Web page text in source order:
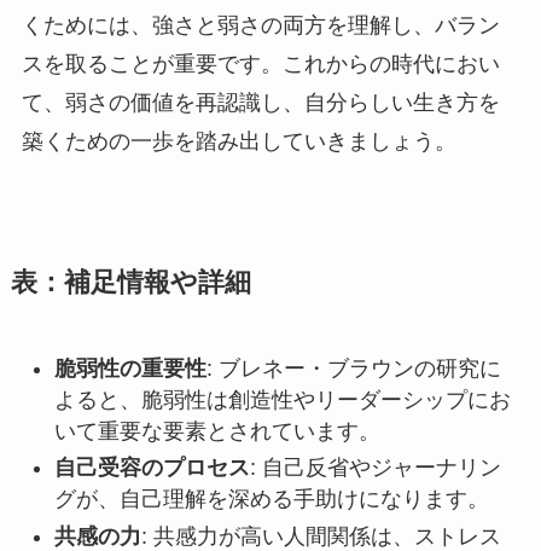
くためには、強さと弱さの両方を理解し、バラン
スを取ることが重要です。これからの時代におい
て、弱さの価値を再認識し、自分らしい生き方を
築くための一歩を踏み出していきましょう。
表：補足情報や詳細
脆弱性の重要性: ブレネー・ブラウンの研究に
よると、脆弱性は創造性やリーダーシップにお
いて重要な要素とされています。
自己受容のプロセス: 自己反省やジャーナリン
グが、自己理解を深める手助けになります。
共感の力: 共感力が高い人間関係は、ストレス